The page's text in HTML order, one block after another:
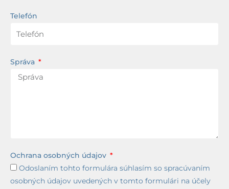
Telefón
Správa
Ochrana osobných údajov
Odoslaním tohto formulára súhlasím so spracúvaním
osobných údajov uvedených v tomto formulári na účely